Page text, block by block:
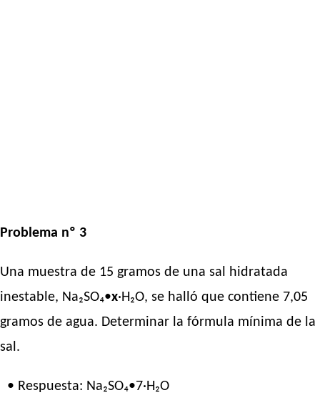
Problema nº 3
Una muestra de 15 gramos de una sal hidratada
inestable, Na₂SO₄•x·H₂O, se halló que contiene 7,05
gramos de agua. Determinar la fórmula mínima de la
sal.
• Respuesta: Na₂SO₄•7·H₂O